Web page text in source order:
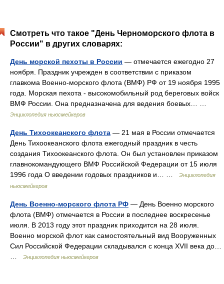
Смотреть что такое "День Черноморского флота в
России" в других словарях:
День морской пехоты в России — отмечается ежегодно 27
ноября. Праздник учрежден в соответствии с приказом
главкома Военно‑морского флота (ВМФ) РФ от 19 ноября 1995
года. Морская пехота ‑ высокомобильный род береговых войск
ВМФ России. Она предназначена для ведения боевых… …
Энциклопедия ньюсмейкеров
День Тихоокеанского флота — 21 мая в России отмечается
День Тихоокеанского флота ежегодный праздник в честь
создания Тихоокеанского флота. Он был установлен приказом
главнокомандующего ВМФ Российской Федерации от 15 июля
1996 года О введении годовых праздников и… …
Энциклопедия
ньюсмейкеров
День Военно-морского флота РФ — День Военно морского
флота (ВМФ) отмечается в России в последнее воскресенье
июля. В 2013 году этот праздник приходится на 28 июля.
Военно морской флот как самостоятельный вид Вооруженных
Сил Российской Федерации складывался с конца XVII века до…
Энциклопедия ньюсмейкеров